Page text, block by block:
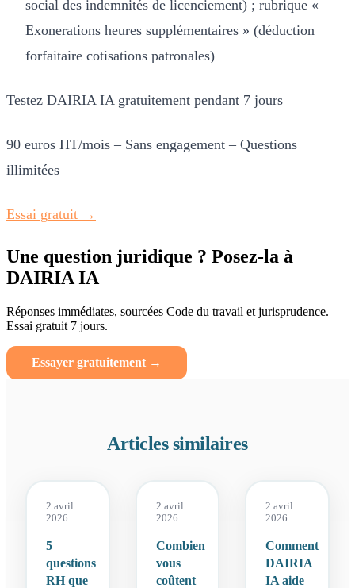
social des indemnités de licenciement) ; rubrique «
Exonerations heures supplémentaires » (déduction
forfaitaire cotisations patronales)
Testez DAIRIA IA gratuitement pendant 7 jours
90 euros HT/mois – Sans engagement – Questions
illimitées
Essai gratuit →
Une question juridique ? Posez-la à
DAIRIA IA
Réponses immédiates, sourcées Code du travail et jurisprudence.
Essai gratuit 7 jours.
Essayer gratuitement →
Articles similaires
2 avril
2026
5
questions
RH que
2 avril
2026
Combien
vous
coûtent
2 avril
2026
Comment
DAIRIA
IA aide